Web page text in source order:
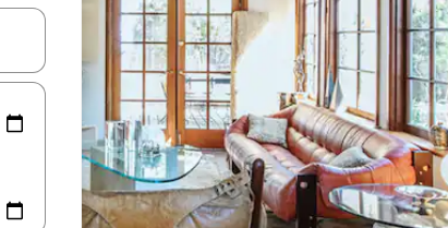
vers le haut et vers le bas pour les parcourir ou en